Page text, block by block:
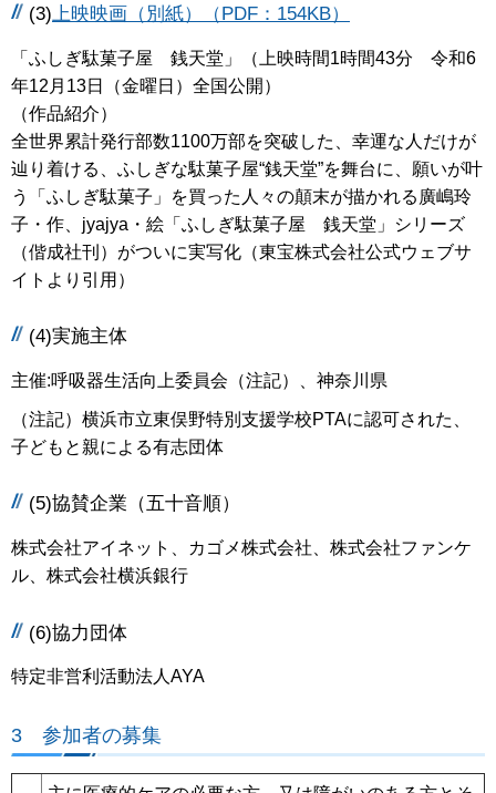
(3) 上映映画（別紙）（PDF：154KB）
「ふしぎ駄菓子屋 銭天堂」（上映時間1時間43分 令和6
年12月13日（金曜日）全国公開）
（作品紹介）
全世界累計発行部数1100万部を突破した、幸運な人だけが
辿り着ける、ふしぎな駄菓子屋“銭天堂”を舞台に、願いが叶
う「ふしぎ駄菓子」を買った人々の顛末が描かれる廣嶋玲
子・作、jyajya・絵「ふしぎ駄菓子屋 銭天堂」シリーズ
（偕成社刊）がついに実写化（東宝株式会社公式ウェブサ
イトより引用）
(4)実施主体
主催:呼吸器生活向上委員会（注記）、神奈川県
（注記）横浜市立東俣野特別支援学校PTAに認可された、
子どもと親による有志団体
(5)協賛企業（五十音順）
株式会社アイネット、カゴメ株式会社、株式会社ファンケ
ル、株式会社横浜銀行
(6)協力団体
特定非営利活動法人AYA
3 参加者の募集